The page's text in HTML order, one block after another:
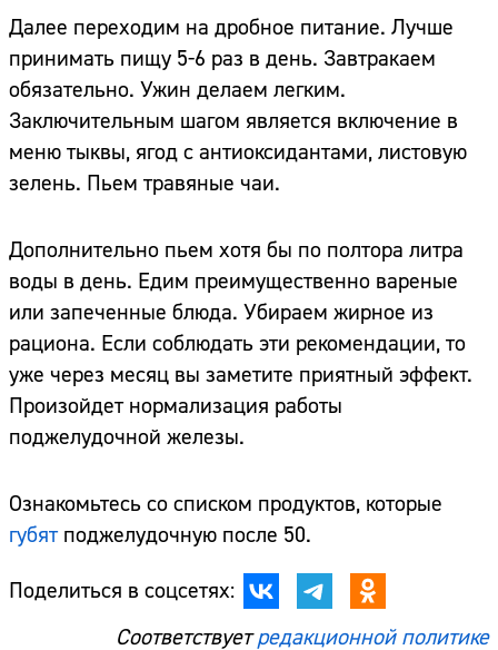
Далее переходим на дробное питание. Лучше
принимать пищу 5-6 раз в день. Завтракаем
обязательно. Ужин делаем легким.
Заключительным шагом является включение в
меню тыквы, ягод с антиоксидантами, листовую
зелень. Пьем травяные чаи.
Дополнительно пьем хотя бы по полтора литра
воды в день. Едим преимущественно вареные
или запеченные блюда. Убираем жирное из
рациона. Если соблюдать эти рекомендации, то
уже через месяц вы заметите приятный эффект.
Произойдет нормализация работы
поджелудочной железы.
Ознакомьтесь со списком продуктов, которые
губятподжелудочную после 50.
Поделиться в соцсетях:
Соответствуетредакционной политике